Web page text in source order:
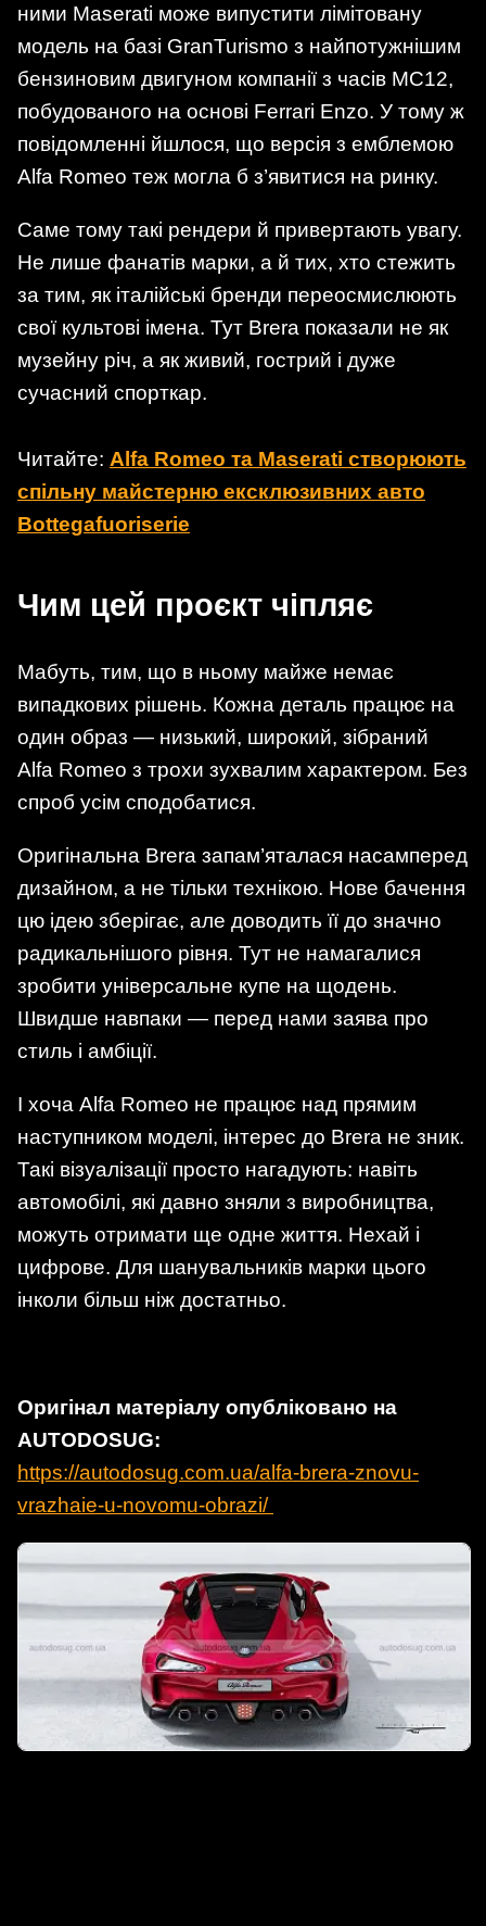
ними Maserati може випустити лімітовану
модель на базі GranTurismo з найпотужнішим
бензиновим двигуном компанії з часів MC12,
побудованого на основі Ferrari Enzo. У тому ж
повідомленні йшлося, що версія з емблемою
Alfa Romeo теж могла б з’явитися на ринку.
Саме тому такі рендери й привертають увагу.
Не лише фанатів марки, а й тих, хто стежить
за тим, як італійські бренди переосмислюють
свої культові імена. Тут Brera показали не як
музейну річ, а як живий, гострий і дуже
сучасний спорткар.
Читайте: Alfa Romeo та Maserati створюють
спільну майстерню ексклюзивних авто
Bottegafuoriserie
Чим цей проєкт чіпляє
Мабуть, тим, що в ньому майже немає
випадкових рішень. Кожна деталь працює на
один образ — низький, широкий, зібраний
Alfa Romeo з трохи зухвалим характером. Без
спроб усім сподобатися.
Оригінальна Brera запам’яталася насамперед
дизайном, а не тільки технікою. Нове бачення
цю ідею зберігає, але доводить її до значно
радикальнішого рівня. Тут не намагалися
зробити універсальне купе на щодень.
Швидше навпаки — перед нами заява про
стиль і амбіції.
І хоча Alfa Romeo не працює над прямим
наступником моделі, інтерес до Brera не зник.
Такі візуалізації просто нагадують: навіть
автомобілі, які давно зняли з виробництва,
можуть отримати ще одне життя. Нехай і
цифрове. Для шанувальників марки цього
інколи більш ніж достатньо.
Оригінал матеріалу опубліковано на
AUTODOSUG:
https://autodosug.com.ua/alfa-brera-znovu-
vrazhaie-u-novomu-obrazi/